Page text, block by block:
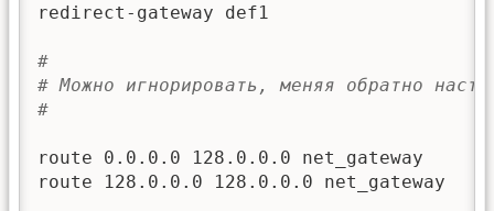
redirect-gateway def1
#
# Можно игнорировать, меняя обратно
#
route 0.0.0.0 128.0.0.0 net_gateway
route 128.0.0.0 128.0.0.0 net_gateway